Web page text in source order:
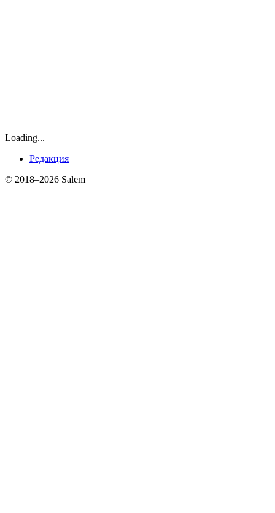
Loading...
Редакция
© 2018–2026 Salem